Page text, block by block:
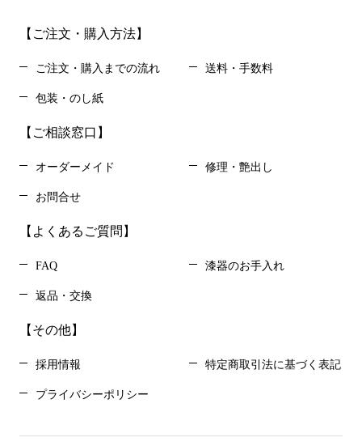
【ご注文・購入方法】
ご注文・購入までの流れ 送料・手数料
包装・のし紙
【ご相談窓口】
オーダーメイド 修理・艶出し
お問合せ
【よくあるご質問】
FAQ 漆器のお手入れ
返品・交換
【その他】
採用情報 特定商取引法に基づく表記
プライバシーポリシー